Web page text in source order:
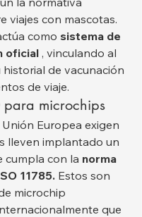
viajes con mascotas.
como sistema de
oficial , vinculando al
historial de vacunación
de viaje.
microchips
Europea exigen
lleven implantado un
cumpla con la norma
11785. Estos son
microchip
que